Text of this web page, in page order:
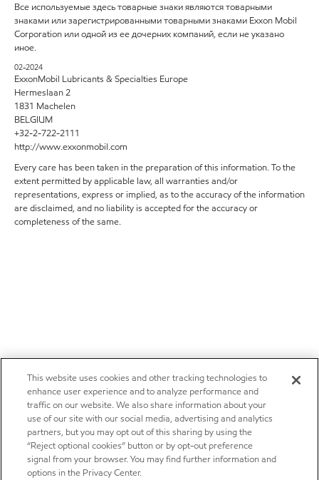
Все используемые здесь товарные знаки являются товарными
знаками или зарегистрированными товарными знаками Exxon Mobil
Corporation или одной из ее дочерних компаний, если не указано
иное.
02-2024
ExxonMobil Lubricants & Specialties Europe
Hermeslaan 2
1831 Machelen
BELGIUM
+32-2-722-2111
http://www.exxonmobil.com
Every care has been taken in the preparation of this information. To the
extent permitted by applicable law, all warranties and/or
representations, express or implied, as to the accuracy of the information
are disclaimed, and no liability is accepted for the accuracy or
completeness of the same.
This website uses cookies and other tracking technologies to
enhance user experience and to analyze performance and
traffic on our website. We also share information about your
use of our site with our social media, advertising and analytics
partners, but you may opt out of this sharing by using the
“Reject optional cookies” button or by opt-out preference
signal from your browser. You may find further information and
options in the Privacy Center.